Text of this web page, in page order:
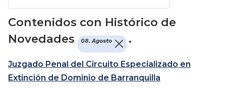
Contenidos con Histórico de
Novedades
08. Agosto .
Juzgado Penal del Circuito Especializado en
Extinción de Dominio de Barranquilla